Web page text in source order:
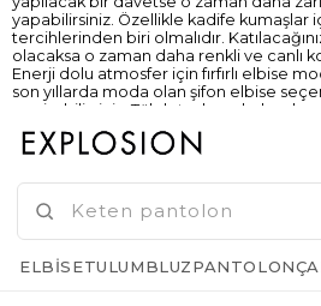
yapabilirsiniz. Özellikle kadife kumaşlar
tercihlerinden biri olmalıdır.
olacaksa o zaman daha renkli ve canlı
Enerji dolu atmosfer için fırfırlı elbise
son yıllarda moda olan şifon elbise
geçirebilirsiniz. Tül detayları, akışkan
hissetmenizi sağlayacaktır.
istediğiniz rengi giymek konusunda
vermek gerekirse de ilkbahar ve yaz
pastel tonlarda elbiseler
yeşili, şarap rengi sizin için sıcak bir tarz
ELBISETULUMBLUZPANTOLON